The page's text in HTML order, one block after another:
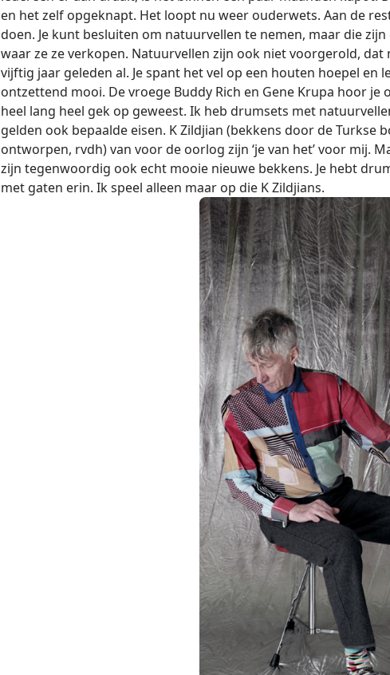
en het zelf opgeknapt. Het loopt nu weer ouderwets. Aan de
doen. Je kunt besluiten om natuurvellen te nemen, maar die
waar ze ze verkopen. Natuurvellen zijn ook niet voorgerold,
vijftig jaar geleden al. Je spant het vel op een houten hoepel en
ontzettend mooi. De vroege Buddy Rich en Gene Krupa hoor
heel lang heel gek op geweest. Ik heb drumsets met
gelden ook bepaalde eisen. K Zildjian (bekkens door de Turkse
ontworpen, rvdh) van voor de oorlog zijn ‘je van het’ voor mij.
zijn tegenwoordig ook echt mooie nieuwe bekkens. Je hebt
met gaten erin. Ik speel alleen maar op die K Zildjians.